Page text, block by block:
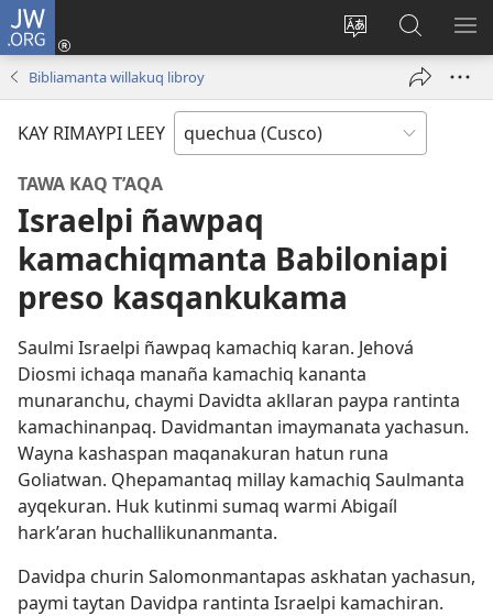
JW.ORG
Direccionpi
Sutiykiwan
jaykuy
nueva
JW.ORG
nisqapi
maskhay
Bibliamanta willakuq libroy
KAY RIMAYPI LEEY
TAWA KAQ T’AQA
Israelpi ñawpaq
kamachiqmanta Babiloniapi
preso kasqankukama
Saulmi Israelpi ñawpaq kamachiq karan. Jehová
Diosmi ichaqa manaña kamachiq kananta
munaranchu, chaymi Davidta akllaran paypa rantinta
kamachinanpaq. Davidmantan imaymanata yachasun.
Wayna kashaspan maqanakuran hatun runa
Goliatwan. Qhepamantaq millay kamachiq Saulmanta
ayqekuran. Huk kutinmi sumaq warmi Abigaíl
hark’aran huchallikunanmanta.
Davidpa churin Salomonmantapas askhatan yachasun,
paymi taytan Davidpa rantinta Israelpi kamachiran.